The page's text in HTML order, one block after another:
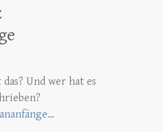
Und wer hat es